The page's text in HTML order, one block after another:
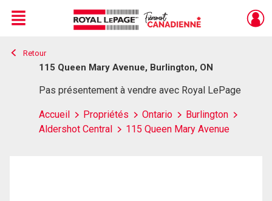
Live
En Direct
Menu
Retour
115 Queen Mary Avenue, Burlington, ON
Pas présentement à vendre avec Royal LePage
Accueil Propriétés Ontario
Burlington
Aldershot Central
115 Queen Mary Avenue